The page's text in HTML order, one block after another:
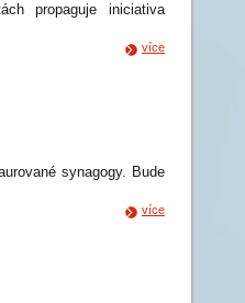
propaguje iniciativa
více
synagogy. Bude
více